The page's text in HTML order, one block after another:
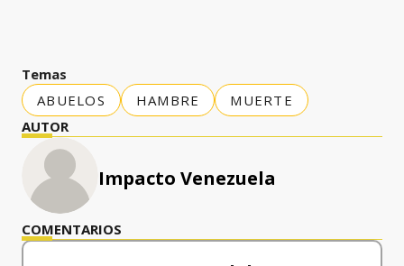
Temas
ABUELOS
HAMBRE
MUERTE
AUTOR
Impacto Venezuela
COMENTARIOS